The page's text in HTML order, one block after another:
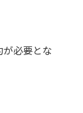
必要とな